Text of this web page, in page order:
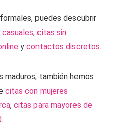
puedes descubrir
, citas sin
y contactos discretos.
maduros, también hemos
citas con mujeres
, citas para mayores de
.